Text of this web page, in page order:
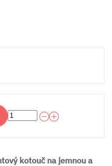
kotouč na jemnou a